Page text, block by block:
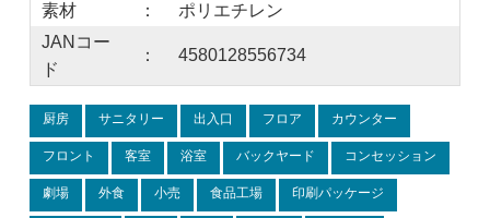
素材 ：
ポリエチレン
JANコー
ド
： 4580128556734
厨房 サニタリー 出入口 フロア カウンター
フロント 客室 浴室 バックヤード コンセッション
劇場 外食 小売 食品工場 印刷パッケージ